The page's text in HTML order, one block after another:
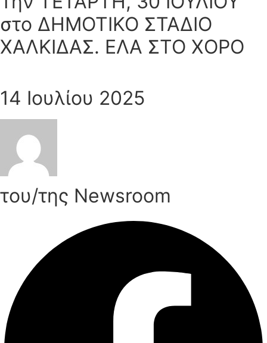
στο ΔΗΜΟΤΙΚΟ ΣΤΑΔΙΟ
ΧΑΛΚΙΔΑΣ. ΕΛΑ ΣΤΟ ΧΟΡΟ
14 Ιουλίου 2025
του/της Newsroom